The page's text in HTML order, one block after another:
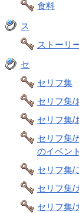
食料
ス
ストーリ
セ
セリフ集
セリフ集/
セリフ集/
セリフ集/
のイベント
セリフ集/
セリフ集/
セリフ集/